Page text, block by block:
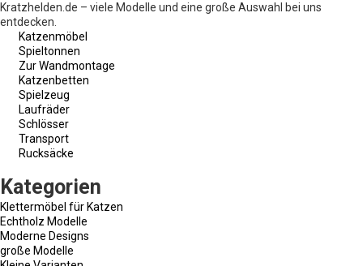
Kratzhelden.de – viele Modelle und eine große Auswahl bei uns
entdecken.
Katzenmöbel
Spieltonnen
Zur Wandmontage
Katzenbetten
Spielzeug
Laufräder
Schlösser
Transport
Rucksäcke
Kategorien
Klettermöbel für Katzen
Echtholz Modelle
Moderne Designs
große Modelle